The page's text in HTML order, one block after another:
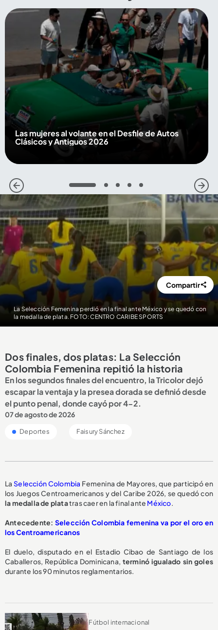
Las mujeres al volante en el Desfile de Autos
Clásicos y Antiguos 2026
1 2 3 4 5
La Selección Femenina perdió en la final ante México y se quedó con
la medalla de plata. FOTO: CENTRO CARIBE SPORTS
Compartir
Dos finales, dos platas: La Selección
Colombia Femenina repitió la historia
En los segundos finales del encuentro, la Tricolor dejó
escapar la ventaja y la presea dorada se definió desde
el punto penal, donde cayó por 4-2.
07 de agosto de 2026
Deportes Faisury Sánchez
LaSelección Colombia Femenina de Mayores, que participó en
los Juegos Centroamericanos y del Caribe 2026, se quedó con
la medalla de platatras caer en la final ante México.
Antecedente: Selección Colombia femenina va por el oro en
los Centroamericanos
El duelo, disputado en el Estadio Cibao de Santiago de los
Caballeros, República Dominicana, terminó igualado sin goles
durante los 90 minutos reglamentarios.
Fútbol internacional